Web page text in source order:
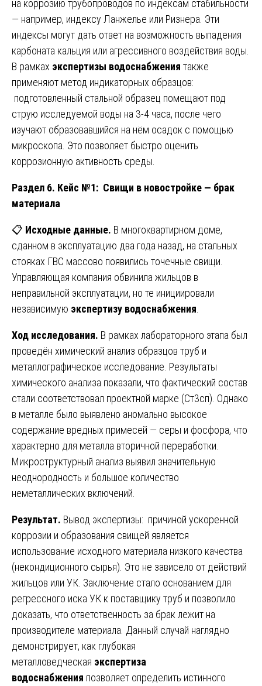
на коррозию трубопроводов по индексам стабильности
— например, индексу Ланжелье или Ризнера. Эти
индексы могут дать ответ на возможность выпадения
карбоната кальция или агрессивного воздействия воды.
В рамках экспертизы водоснабжения также
применяют метод индикаторных образцов:
подготовленный стальной образец помещают под
струю исследуемой воды на 3-4 часа, после чего
изучают образовавшийся на нём осадок с помощью
микроскопа. Это позволяет быстро оценить
коррозионную активность среды.
Раздел 6. Кейс №1: Свищи в новостройке — брак
материала
📋 Исходные данные. В многоквартирном доме,
сданном в эксплуатацию два года назад, на стальных
стояках ГВС массово появились точечные свищи.
Управляющая компания обвинила жильцов в
неправильной эксплуатации, но те инициировали
независимую экспертизу водоснабжения
Ход исследования. В рамках лабораторного этапа был
проведён химический анализ образцов труб и
металлографическое исследование. Результаты
химического анализа показали, что фактический состав
стали соответствовал проектной марке (Ст3сп). Однако
в металле было выявлено аномально высокое
содержание вредных примесей — серы и фосфора, что
характерно для металла вторичной переработки.
Микроструктурный анализ выявил значительную
неоднородность и большое количество
неметаллических включений.
Результат. Вывод экспертизы: причиной ускоренной
коррозии и образования свищей является
использование исходного материала низкого качества
(некондиционного сырья). Это не зависело от действий
жильцов или УК. Заключение стало основанием для
регрессного иска УК к поставщику труб и позволило
доказать, что ответственность за брак лежит на
производителе материала. Данный случай наглядно
демонстрирует, как глубокая
металловедческая экспертиза
водоснабжения позволяет определить истинного